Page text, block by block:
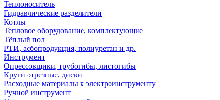
Теплоноситель
Гидравлические разделители
Котлы
Тепловое оборудование, комплектующие
Тёплый пол
РТИ, асбопродукция, полиуретан и др.
Инструмент
Опрессовщики, трубогибы, листогибы
Круги отрезные, диски
Расходные материалы к электроинструменту
Ручной инструмент